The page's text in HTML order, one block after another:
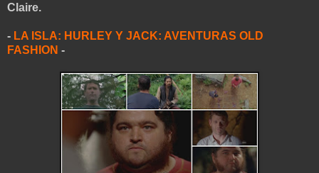
Claire.
- LA ISLA: HURLEY Y JACK: AVENTURAS OLD
FASHION -